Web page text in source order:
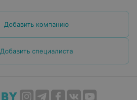
Добавить компанию
Добавить специалиста